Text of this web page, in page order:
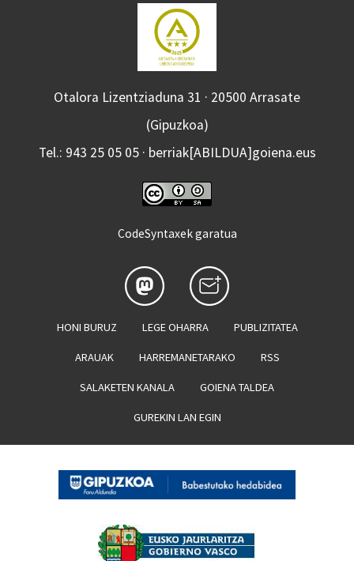
Otalora Lizentziaduna 31 · 20500 Arrasate
(Gipuzkoa)
Tel.: 943 25 05 05 · berriak[ABILDUA]goiena.eus
CodeSyntaxek garatua
HONI BURUZ LEGE OHARRA PUBLIZITATEA
ARAUAK HARREMANETARAKO RSS
SALAKETEN KANALA GOIENA TALDEA
GUREKIN LAN EGIN